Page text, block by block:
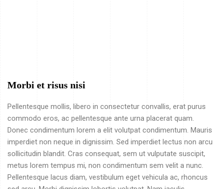
Morbi et risus nisi
Pellentesque mollis, libero in consectetur convallis, erat purus
commodo eros, ac pellentesque ante urna placerat quam.
Donec condimentum lorem a elit volutpat condimentum. Mauris
imperdiet non neque in dignissim. Sed imperdiet lectus non arcu
sollicitudin blandit. Cras consequat, sem ut vulputate suscipit,
metus lorem tempus mi, non condimentum sem velit a nunc.
Pellentesque lacus diam, vestibulum eget vehicula ac, rhoncus